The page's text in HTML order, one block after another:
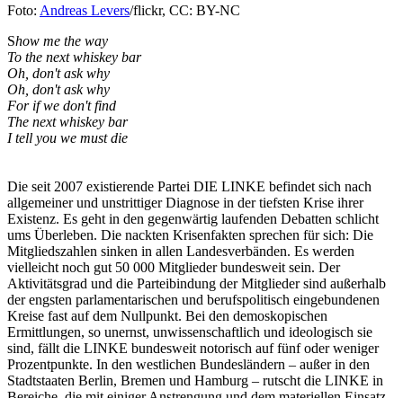
Foto: Andreas Levers/flickr, CC: BY-NC
Show me the way
To the next whiskey bar
Oh, don't ask why
Oh, don't ask why
For if we don't find
The next whiskey bar
I tell you we must die
Die seit 2007 existierende Partei DIE LINKE befindet sich nach
allgemeiner und unstrittiger Diagnose in der tiefsten Krise ihrer
Existenz. Es geht in den gegenwärtig laufenden Debatten schlicht
ums Überleben. Die nackten Krisenfakten sprechen für sich: Die
Mitgliedszahlen sinken in allen Landesverbänden. Es werden
vielleicht noch gut 50 000 Mitglieder bundesweit sein. Der
Aktivitätsgrad und die Parteibindung der Mitglieder sind außerhalb
der engsten parlamentarischen und berufspolitisch eingebundenen
Kreise fast auf dem Nullpunkt. Bei den demoskopischen
Ermittlungen, so unernst, unwissenschaftlich und ideologisch sie
sind, fällt die LINKE bundesweit notorisch auf fünf oder weniger
Prozentpunkte. In den westlichen Bundesländern – außer in den
Stadtstaaten Berlin, Bremen und Hamburg – rutscht die LINKE in